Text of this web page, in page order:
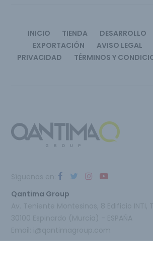
INICIO TIENDA DESARROLLO
EXPORTACIÓN
AVISO LEGAL
PRIVACIDAD
TÉRMINOS Y
Qantima Group